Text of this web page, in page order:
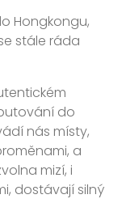
Hongkongu,
stále ráda
do
nás místy,
a
mizí, i
dostávají silný